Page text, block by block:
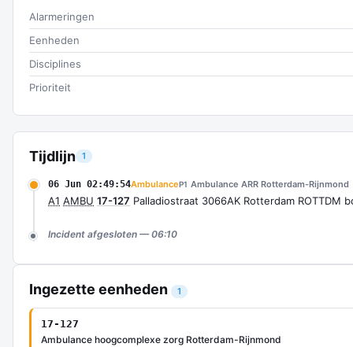
Tijdlijn 1
06 Jun 02:49:54AmbulanceP1 Ambulance ARR Rotterdam-Rijnmond
A1 AMBU 17-127 Palladiostraat 3066AK Rotterdam ROTTDM
Incident afgesloten — 06:10
Ingezette eenheden 1
17-127
Ambulance hoogcomplexe zorg Rotterdam-Rijnmond
Alarmeringen
Eenheden
Disciplines
Prioriteit